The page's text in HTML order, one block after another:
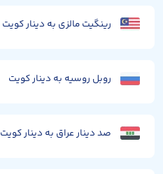
رینگیت مالزی به دینار کویت
روبل روسیه به دینار کویت
صد دینار عراق به دینار کویت